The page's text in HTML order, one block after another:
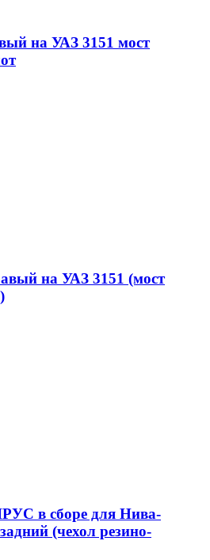
на УАЗ 3151 мост
на УАЗ 3151 (мост
в сборе для Нива-
(чехол резино-